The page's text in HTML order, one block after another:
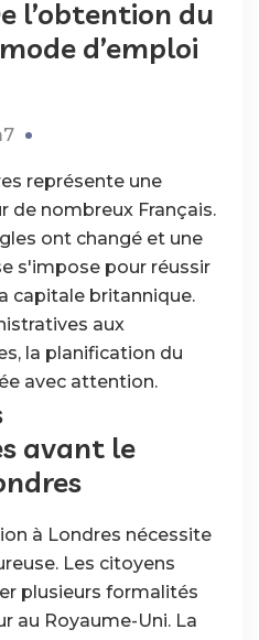
l’obtention du
d’emploi
représente une
de nombreux Français.
ont changé et une
s'impose pour réussir
capitale britannique.
aux
la planification du
avec attention.
avant le
à Londres nécessite
Les citoyens
plusieurs formalités
au Royaume-Uni. La